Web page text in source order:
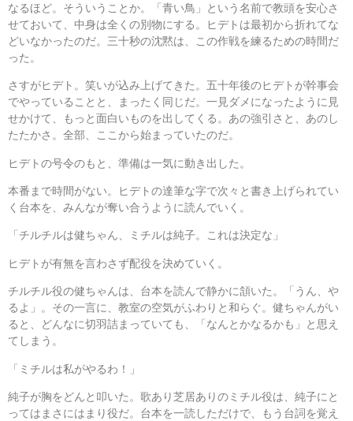
なるほど。そういうことか。「青い鳥」という名前で教頭を安心さ
せておいて、中身は全くの別物にする。ヒデトは最初から折れてな
どいなかったのだ。三十秒の沈黙は、この作戦を練るための時間だ
った。
さすがヒデト。笑いが込み上げてきた。五十年後のヒデトが幹事会
でやっていることと、まったく同じだ。一見ダメになったように見
せかけて、もっと面白いものを出してくる。あの強引さと、あのし
たたかさ。全部、ここから始まっていたのだ。
ヒデトの号令のもと、準備は一気に動き出した。
本番まで時間がない。ヒデトの達筆な字で次々と書き上げられてい
く台本を、みんなが奪い合うように読んでいく。
「チルチルは健ちゃん、ミチルは純子。これは決定な」
ヒデトが有無を言わさず配役を決めていく。
チルチル役の健ちゃんは、台本を読んで静かに頷いた。「うん、や
るよ」。その一言に、教室の空気がふわりと和らぐ。健ちゃんがい
ると、どんなに切羽詰まっていても、「なんとかなるかも」と思え
てしまう。
「ミチルは私がやるわ！」
純子が胸をどんと叩いた。歌あり芝居ありのミチル役は、純子にと
ってはまさにはまり役だ。台本を一読しただけで、もう台詞を覚え